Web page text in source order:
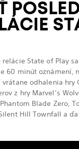
State of Play
60 minút oznámení,
odhalenia hry
z hry Marvel’s
Blade Zero,
Hill Townfall a